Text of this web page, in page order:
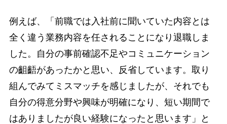
例えば、「前職では入社前に聞いていた内容とは
全く違う業務内容を任されることになり退職しま
した。自分の事前確認不足やコミュニケーション
の齟齬があったかと思い、反省しています。取り
組んでみてミスマッチを感じましたが、それでも
自分の得意分野や興味が明確になり、短い期間で
はありましたが良い経験になったと思います」と